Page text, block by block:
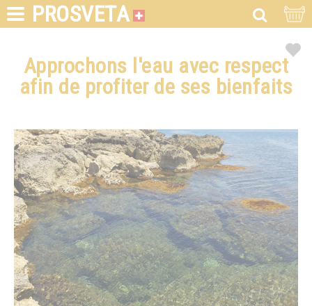
PROSVETA
Approchons l'eau avec respect
afin de profiter de ses bienfaits